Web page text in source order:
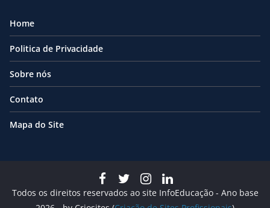
Home
Politica de Privacidade
Sobre nós
Contato
Mapa do Site
Todos os direitos reservados ao site InfoEducação - Ano base